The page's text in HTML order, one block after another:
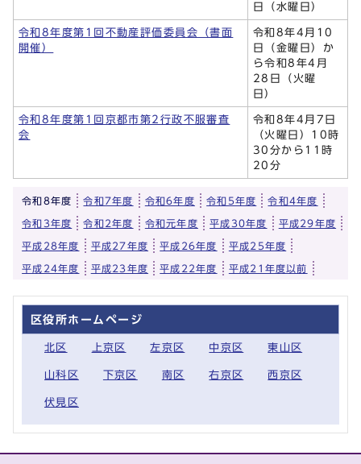
日（水曜日）
令和8年度第1回不動産評価委員会（書面
開催）
令和8年4月10
日（金曜日）か
ら令和8年4月
28日（火曜
日）
令和8年度第1回京都市第2行政不服審査
会
令和8年4月7日
（火曜日）10時
30分から11時
20分
令和8年度 令和7年度 令和6年度 令和5年度 令和4年度
令和3年度 令和2年度 令和元年度 平成30年度 平成29年度
平成28年度 平成27年度 平成26年度 平成25年度
平成24年度 平成23年度 平成22年度 平成21年度以前
区役所ホームページ
北区 上京区 左京区 中京区 東山区
山科区 下京区 南区 右京区 西京区
伏見区